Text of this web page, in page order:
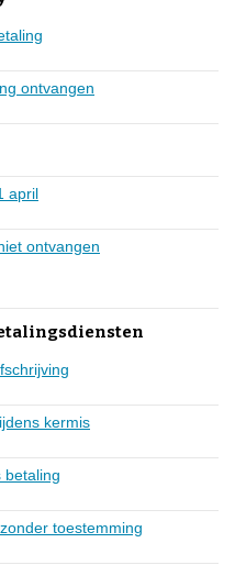
ontvangen
april
ontvangen
kermis
betaling
toestemming